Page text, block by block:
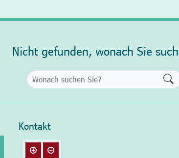
Nicht gefunden, wonach Sie
Kontakt